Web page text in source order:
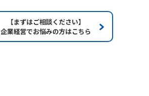
【まずはご相談ください】
企業経営でお悩みの方はこちら